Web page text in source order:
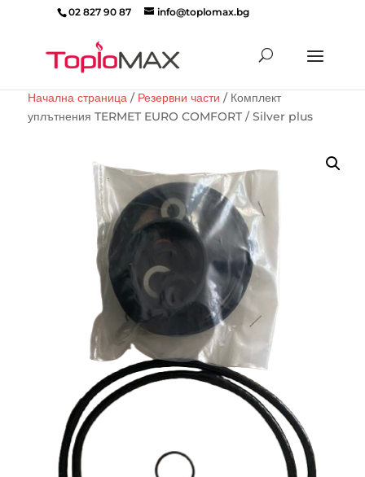
02 827 90 87 info@toplomax.bg
search
Начална страница/ Резервни части / Комплект
уплътнения TERMET EURO COMFORT / Silver plus